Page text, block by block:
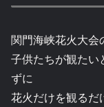
関門海峡花火大会
子供たちが観たい
ずに
花火だけを観るだ